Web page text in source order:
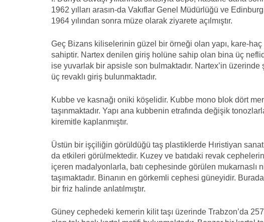
1962 yılları arasın-da Vakıflar Genel Müdürlüğü ve
1964 yılından sonra müze olarak ziyarete açılmıştır.
Geç Bizans kiliselerinin güzel bir örneği olan yapı, kare-
sahiptir. Nartex denilen giriş holüne sahip olan bina üç
ise yuvarlak bir apsisle son bulmaktadır. Nartex’in üzerinde
üç revaklı giriş bulunmaktadır.
Kubbe ve kasnağı oniki köşelidir. Kubbe mono blok dört
taşınmaktadır. Yapı ana kubbenin etrafında değişik
kiremitle kaplanmıştır.
Üstün bir işçiliğin görüldüğü taş plastiklerde Hıristiyan
da etkileri görülmektedir. Kuzey ve batıdaki revak
içeren madalyonlarla, batı cephesinde görülen
taşımaktadır. Binanın en görkemli cephesi güneyidir.
bir friz halinde anlatılmıştır.
Güney cephedeki kemerin kilit taşı üzerinde Trabzon’da